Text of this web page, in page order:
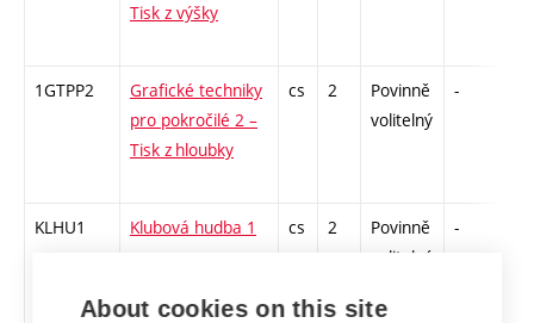
Tisk z výšky
1GTPP2
Grafické techniky
pro pokročilé 2 –
Tisk z hloubky
cs 2
Povinně
volitelný
-
KLHU1 Klubová hudba 1 cs 2
Povinně
volitelný
-
About cookies on this site